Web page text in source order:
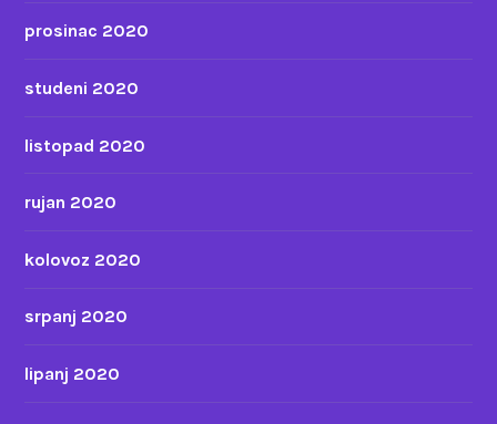
prosinac 2020
studeni 2020
listopad 2020
rujan 2020
kolovoz 2020
srpanj 2020
lipanj 2020